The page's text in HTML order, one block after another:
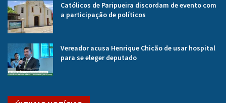
Católicos de Paripueira discordam de evento com
a participação de políticos
Vereador acusa Henrique Chicão de usar hospital
para se eleger deputado